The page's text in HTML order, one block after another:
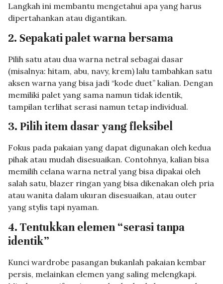
Langkah ini membantu mengetahui apa yang harus
dipertahankan atau digantikan.
2. Sepakati palet warna bersama
Pilih satu atau dua warna netral sebagai dasar
(misalnya: hitam, abu, navy, krem) lalu tambahkan satu
aksen warna yang bisa jadi “kode duet” kalian. Dengan
memiliki palet yang sama namun tidak identik,
tampilan terlihat serasi namun tetap individual.
3. Pilih item dasar yang fleksibel
Fokus pada pakaian yang dapat digunakan oleh kedua
pihak atau mudah disesuaikan. Contohnya, kalian bisa
memilih celana warna netral yang bisa dipakai oleh
salah satu, blazer ringan yang bisa dikenakan oleh pria
atau wanita dalam ukuran disesuaikan, atau outer
yang stylis tapi nyaman.
4. Tentukkan elemen “serasi tanpa
identik”
Kunci wardrobe pasangan bukanlah pakaian kembar
persis, melainkan elemen yang saling melengkapi.